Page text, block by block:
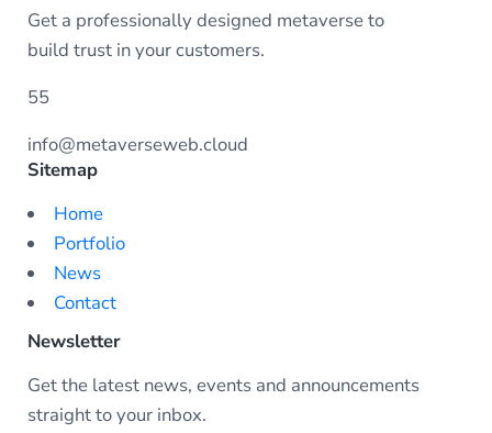
Get a professionally designed metaverse to
build trust in your customers.
55
info@metaverseweb.cloud
Sitemap
Home
Portfolio
News
Contact
Newsletter
Get the latest news, events and announcements
straight to your inbox.